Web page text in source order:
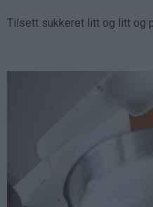
Tilsett sukkeret litt og litt og